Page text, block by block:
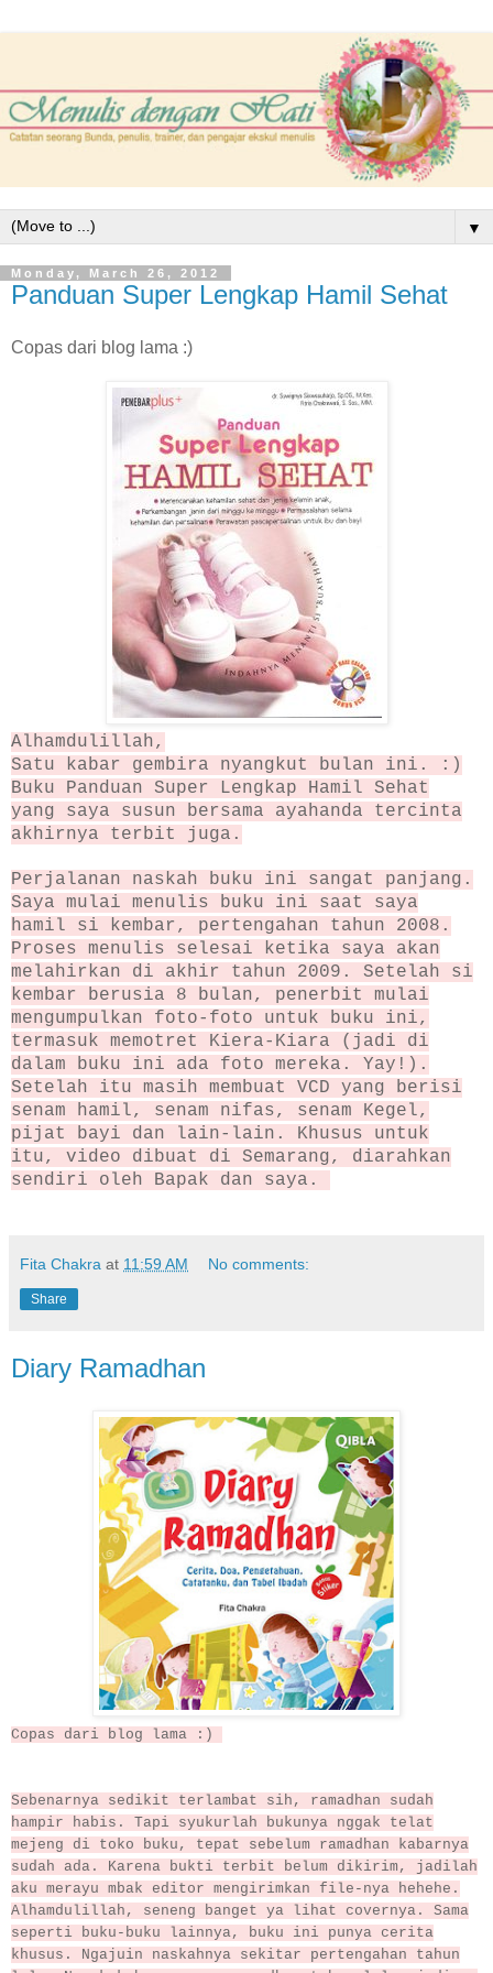
▼
Monday, March 26, 2012
Panduan Super Lengkap Hamil Sehat
Copas dari blog lama :)
Alhamdulillah,
Satu kabar gembira nyangkut bulan ini. :)
Buku Panduan Super Lengkap Hamil Sehat
yang saya susun bersama ayahanda tercinta
akhirnya terbit juga.
Perjalanan naskah buku ini sangat panjang.
Saya mulai menulis buku ini saat saya
hamil si kembar, pertengahan tahun 2008.
Proses menulis selesai ketika saya akan
melahirkan di akhir tahun 2009. Setelah si
kembar berusia 8 bulan, penerbit mulai
mengumpulkan foto-foto untuk buku ini,
termasuk memotret Kiera-Kiara (jadi di
dalam buku ini ada foto mereka. Yay!).
Setelah itu masih membuat VCD yang berisi
senam hamil, senam nifas, senam Kegel,
pijat bayi dan lain-lain. Khusus untuk
itu, video dibuat di Semarang, diarahkan
sendiri oleh Bapak dan saya.
Fita Chakra at 11:59 AM No comments:
Share
Diary Ramadhan
Copas dari blog lama :)
Sebenarnya sedikit terlambat sih, ramadhan sudah
hampir habis. Tapi syukurlah bukunya nggak telat
mejeng di toko buku, tepat sebelum ramadhan kabarnya
sudah ada. Karena bukti terbit belum dikirim, jadilah
aku merayu mbak editor mengirimkan file-nya hehehe.
Alhamdulillah, seneng banget ya lihat covernya. Sama
seperti buku-buku lainnya, buku ini punya cerita
khusus. Ngajuin naskahnya sekitar pertengahan tahun